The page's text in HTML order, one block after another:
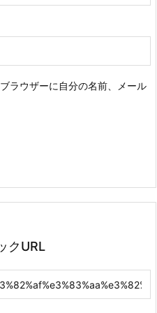
ラウザーに自分の名前、メール
クURL